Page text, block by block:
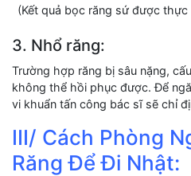
(Kết quả bọc răng sứ được
3. Nhổ răng:
Trường hợp răng bị sâu nặng,
không thể hồi phục được. Để
vi khuẩn tấn công bác sĩ sẽ chỉ
III/ Cách Phòng
Răng Để Đi Nhật: